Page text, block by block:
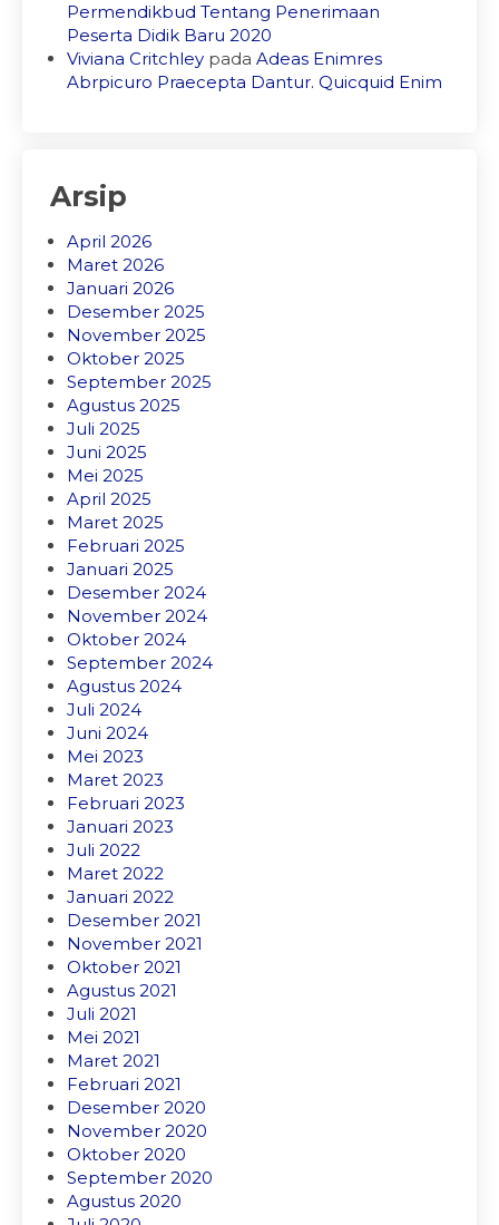
Permendikbud Tentang Penerimaan
Peserta Didik Baru 2020
Viviana Critchley pada Adeas Enimres
Abrpicuro Praecepta Dantur. Quicquid Enim
Arsip
April 2026
Maret 2026
Januari 2026
Desember 2025
November 2025
Oktober 2025
September 2025
Agustus 2025
Juli 2025
Juni 2025
Mei 2025
April 2025
Maret 2025
Februari 2025
Januari 2025
Desember 2024
November 2024
Oktober 2024
September 2024
Agustus 2024
Juli 2024
Juni 2024
Mei 2023
Maret 2023
Februari 2023
Januari 2023
Juli 2022
Maret 2022
Januari 2022
Desember 2021
November 2021
Oktober 2021
Agustus 2021
Juli 2021
Mei 2021
Maret 2021
Februari 2021
Desember 2020
November 2020
Oktober 2020
September 2020
Agustus 2020